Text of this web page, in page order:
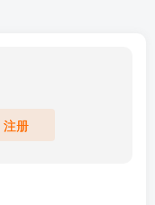
注册